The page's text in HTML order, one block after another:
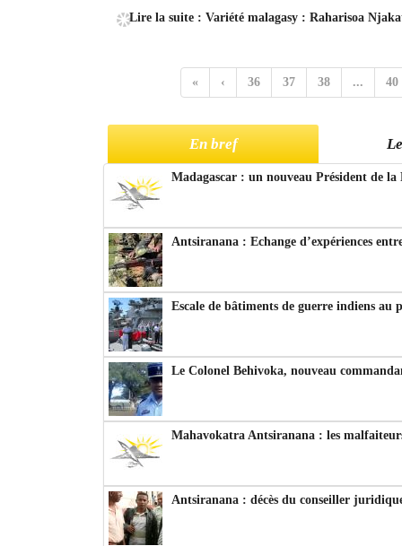
Lire la suite : Variété malagasy : Raharisoa
« ‹ 36 37 38 ... 40
En bref
Madagascar : un nouveau Président de
Antsiranana : Echange d’expériences
Escale de bâtiments de guerre indiens au
Le Colonel Behivoka, nouveau
Mahavokatra Antsiranana : les
Antsiranana : décès du conseiller